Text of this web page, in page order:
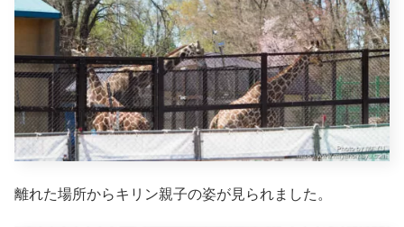
離れた場所からキリン親子の姿が見られました。